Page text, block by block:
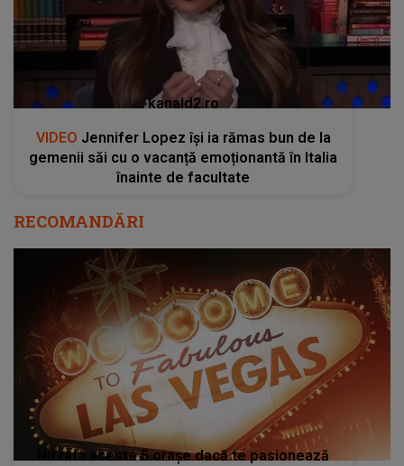
kanald2.ro
VIDEO Jennifer Lopez își ia rămas bun de la
gemenii săi cu o vacanță emoționantă în Italia
înainte de facultate
RECOMANDĂRI
Nu rata aceste 5 orașe dacă te pasionează